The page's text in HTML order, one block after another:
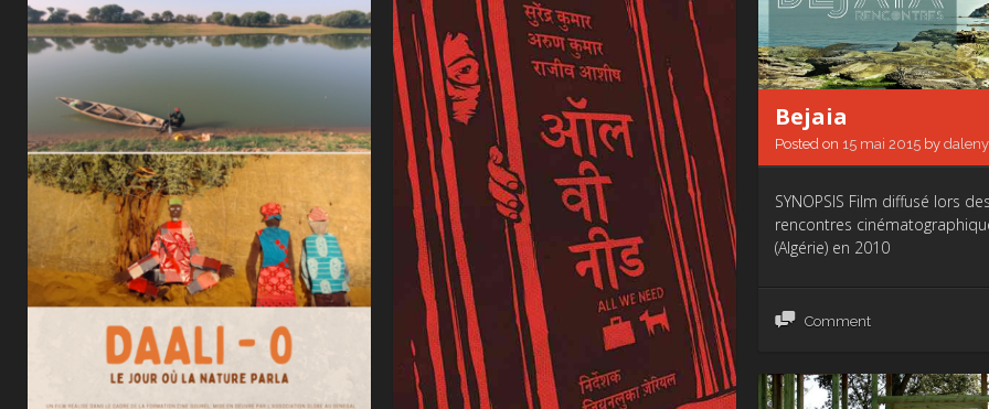
Bejaia
Posted on 15 mai 2015 by daleny
SYNOPSIS Film diffusé lors
rencontres
(Algérie) en 2010
Comment